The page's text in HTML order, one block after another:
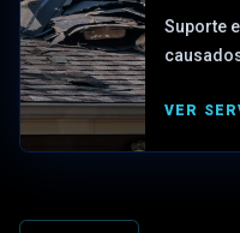
Suporte
detritos
VER